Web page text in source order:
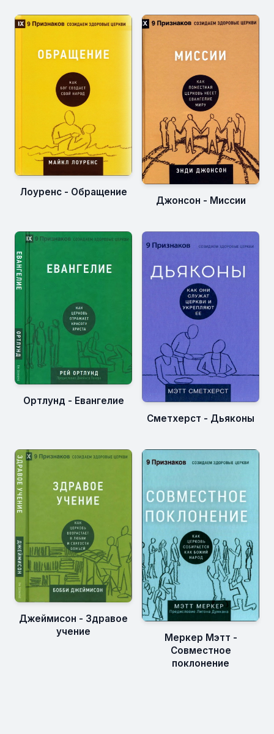
Лоуренс - Обращение
Джонсон - Миссии
Ортлунд - Евангелие
Сметхерст - Дьяконы
Джеймисон - Здравое
учение
Меркер Мэтт -
Совместное
поклонение